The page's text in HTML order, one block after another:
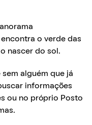
o verde das
nascer do sol.
alguém que já
informações
ou no próprio Posto